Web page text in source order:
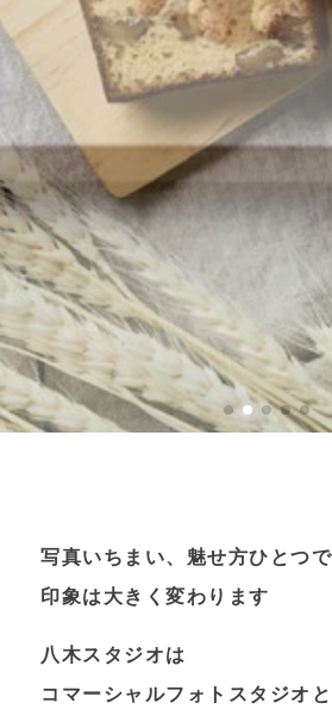
写真いちまい、魅せ方ひとつで
印象は大きく変わります
八木スタジオは
コマーシャルフォトスタジオ